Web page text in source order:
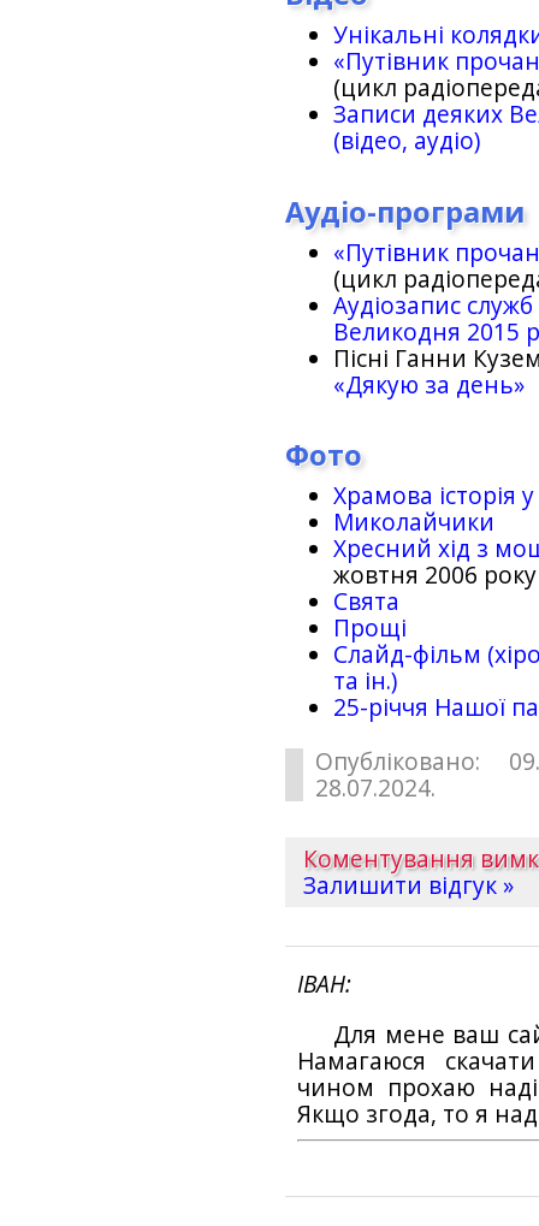
Унікальні
«Путівник
(цикл
Записи деяких
(відео, аудіо)
Аудіо-програми
«Путівник
(цикл
Аудіозапис
Великодня 2015
Пісні Ганни
«Дякую за день»
Фото
Храмова історія
Миколайчики
Хресний хід з
жовтня 2006 року
Свята
Прощі
Слайд-фільм
та ін.)
25-рiччя Нашої
Опубліковано:
28.07.2024.
Коментування
Залишити відгук »
ІВАН
Для мене ваш
Намагаюся
чином прохаю
Якщо згода, то я